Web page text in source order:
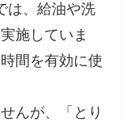
は、給油や洗
施していま
間を有効に使
んが、「とり